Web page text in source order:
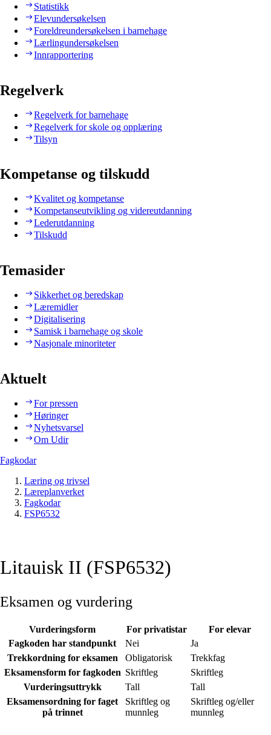
Statistikk
Elevundersøkelsen
Foreldreundersøkelsen i barnehage
Lærlingundersøkelsen
Innrapportering
Regelverk
Regelverk for barnehage
Regelverk for skole og opplæring
Tilsyn
Kompetanse og tilskudd
Kvalitet og kompetanse
Kompetanseutvikling og videreutdanning
Lederutdanning
Tilskudd
Temasider
Sikkerhet og beredskap
Læremidler
Digitalisering
Samisk i barnehage og skole
Nasjonale minoriteter
Aktuelt
For pressen
Høringer
Nyhetsvarsel
Om Udir
Fagkodar
Læring og trivsel
Læreplanverket
Fagkodar
FSP6532
Litauisk II (FSP6532)
Eksamen og vurdering
Vurderingsform For privatistar
For elevar
Fagkoden har standpunkt
Nei
Ja
Trekkordning for eksamen
Obligatorisk
Trekkfag
Eksamensform for fagkoden Skriftleg
Skriftleg
Vurderingsuttrykk
Tall
Tall
Eksamensordning for faget
på trinnet
Skriftleg og
munnleg
Skriftleg og/eller
munnleg